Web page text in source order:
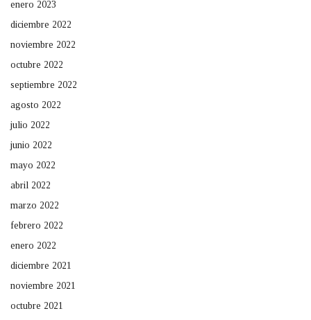
enero 2023
diciembre 2022
noviembre 2022
octubre 2022
septiembre 2022
agosto 2022
julio 2022
junio 2022
mayo 2022
abril 2022
marzo 2022
febrero 2022
enero 2022
diciembre 2021
noviembre 2021
octubre 2021